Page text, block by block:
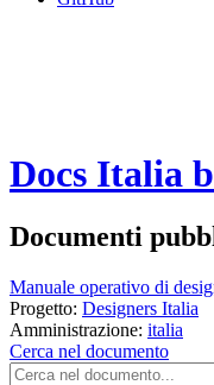
Docs Italia
Documenti
Manuale operativo di
Progetto: Designers Italia
Amministrazione: italia
Cerca nel documento